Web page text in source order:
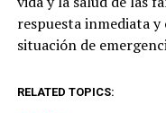
respuesta inmediata
situación de
RELATED TOPICS: